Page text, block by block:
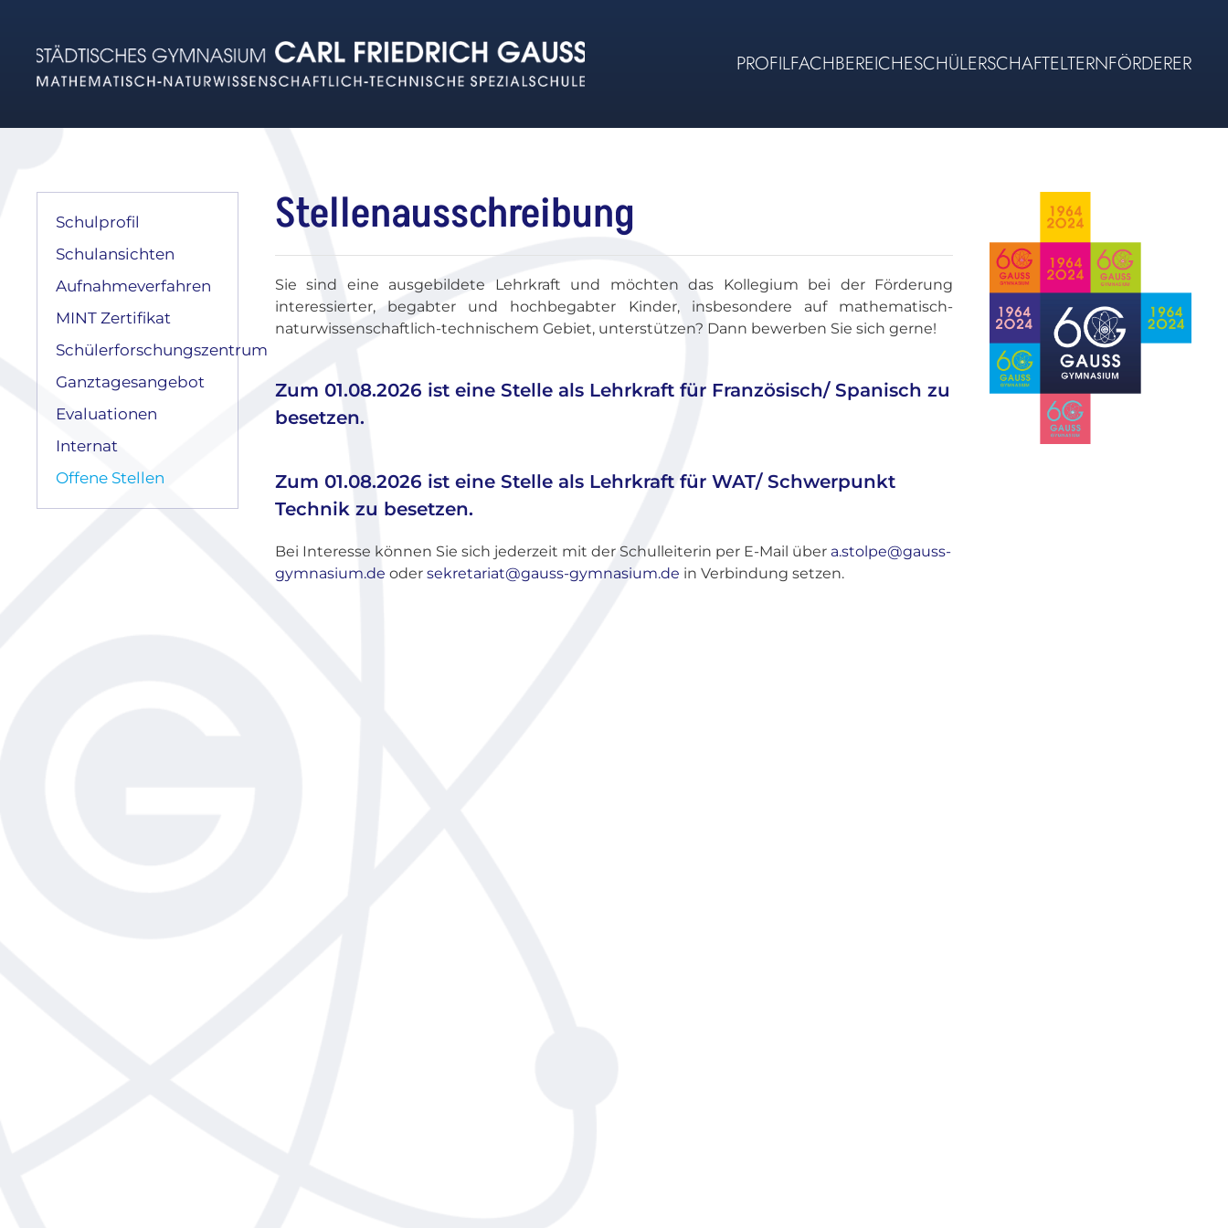
Zum Hauptinhalt springen PROFILFACHBEREICHESCHÜLERSCHAFTELTERNFÖRDERER
Schulprofil
Schulansichten
Aufnahmeverfahren
MINT Zertifikat
Schülerforschungszentrum
Ganztagesangebot
Evaluationen
Internat
Offene Stellen
Stellenausschreibung
Sie sind eine ausgebildete Lehrkraft und möchten das Kollegium bei der Förderung
interessierter, begabter und hochbegabter Kinder, insbesondere auf mathematisch-
naturwissenschaftlich-technischem Gebiet, unterstützen? Dann bewerben Sie sich gerne!
Zum 01.08.2026 ist eine Stelle als Lehrkraft für Französisch/ Spanisch zu
besetzen.
Zum 01.08.2026 ist eine Stelle als Lehrkraft für WAT/ Schwerpunkt
Technik zu besetzen.
Bei Interesse können Sie sich jederzeit mit der Schulleiterin per E-Mail über a.stolpe@gauss-
gymnasium.de oder sekretariat@gauss-gymnasium.de in Verbindung setzen.